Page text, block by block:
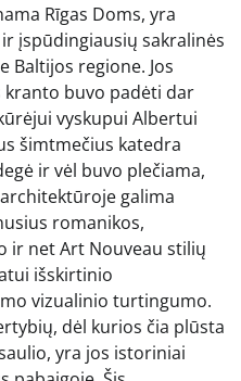
Rīgas Doms, yra
įspūdingiausių sakralinės
Baltijos regione. Jos
kranto buvo padėti dar
vyskupui Albertui
šimtmečius katedra
ir vėl buvo plečiama,
galima
romanikos,
ir net Art Nouveau stilių
išskirtinio
vizualinio turtingumo.
dėl kurios čia plūsta
yra jos istoriniai